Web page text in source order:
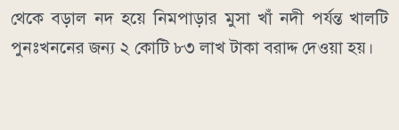
থেকে বড়াল নদ হয়ে নিমপাড়ার মুসা খাঁ নদী পর্যন্ত খালটি
পুনঃখননের জন্য ২ কোটি ৮৩ লাখ টাকা বরাদ্দ দেওয়া হয়।